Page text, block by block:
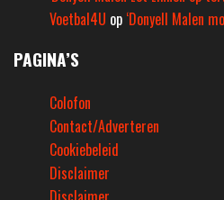
Voetbal4U op ‘Donyell Malen
PAGINA’S
Colofon
Contact/Adverteren
Cookiebeleid
Disclaimer